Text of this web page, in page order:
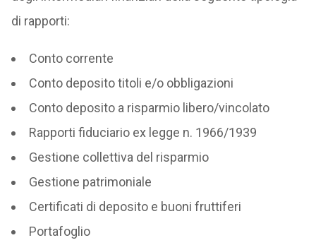
di rapporti:
Conto corrente
Conto deposito titoli e/o obbligazioni
Conto deposito a risparmio libero/vincolato
Rapporti fiduciario ex legge n. 1966/1939
Gestione collettiva del risparmio
Gestione patrimoniale
Certificati di deposito e buoni fruttiferi
Portafoglio